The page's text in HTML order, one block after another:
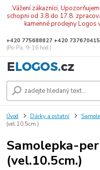
.Vážení zákazníci,
schopni od 3.8 do 17.8.
kamenné prodejny Logos
+420 775688827 +420 737670415
(Po-Pá, 9-16 hod.)
Úvod Dárky a ostatní
(vel.10.5cm.)
Samolepka-
(vel.10.5cm.)